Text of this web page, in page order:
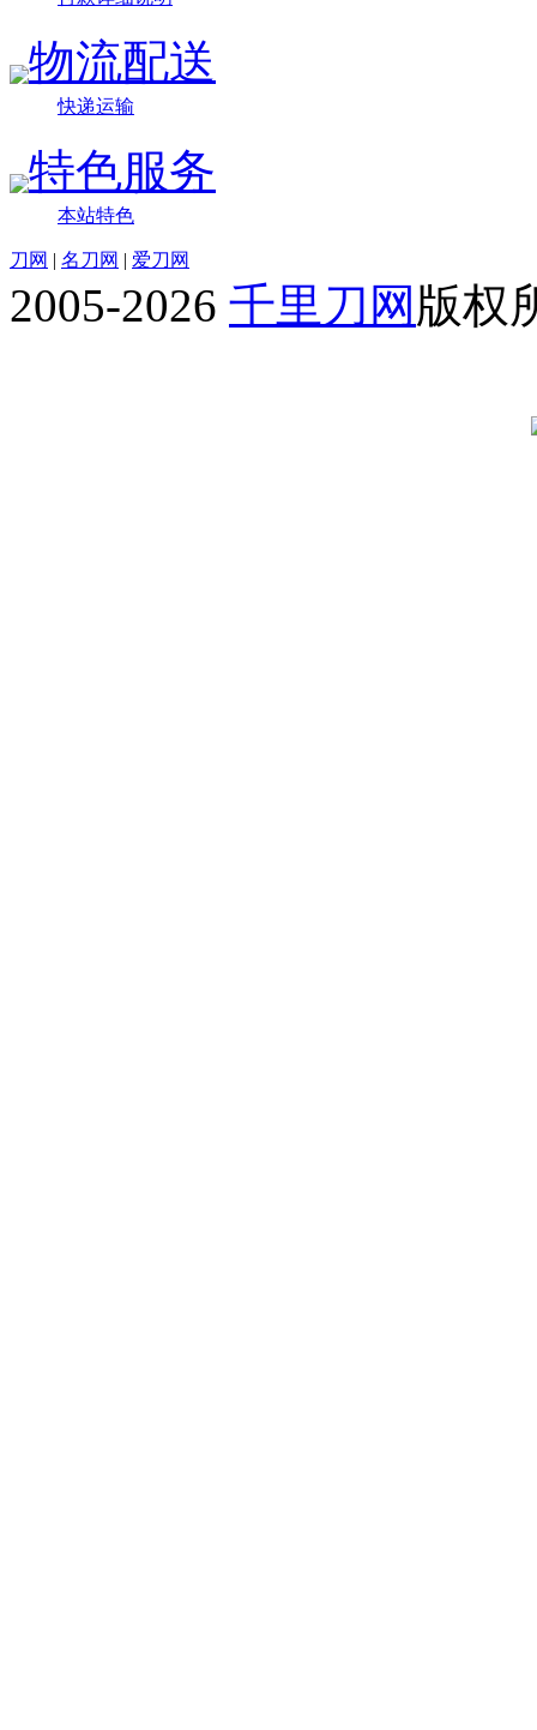
物流配送
快递运输
特色服务
本站特色
刀网 | 名刀网 | 爱刀网
2005-2026 千里刀网 版权